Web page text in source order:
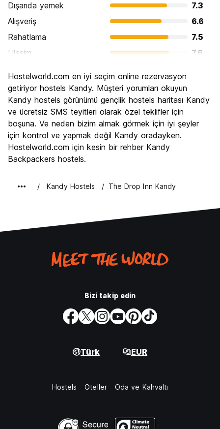
Dışarıda yemek
7.3
Alışveriş
6.6
Rahatlama
7.5
Ulasim
7.6
Kültür
Gece hayatı
5.1
Ekonomik
Hostelworld.com en iyi seçim online rezervasyon
getiriyor hostels Kandy. Müşteri yorumları okuyun
Kandy hostels görünümü gençlik hostels haritası Kandy
ve ücretsiz SMS teyitleri olarak özel teklifler için
boşuna. Ve neden bizim almak görmek için iyi şeyler
için kontrol ve yapmak değil Kandy oradayken.
Hostelworld.com için kesin bir rehber Kandy
Backpackers hostels.
Kandy Hostels The Drop Inn Kandy
Bizi takip edin
Türk EUR
Hostels Oteller Oda ve Kahvaltı